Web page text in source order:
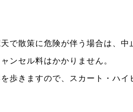
で散策に危険が伴う場合は、中
ンセル料はかかりません。
歩きますので、スカート・ハイ